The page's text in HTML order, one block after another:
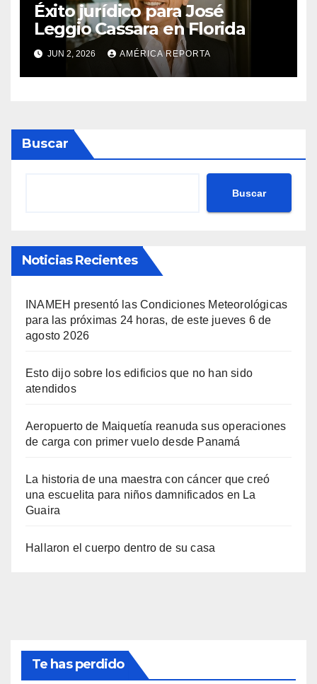
Éxito jurídico para José
Leggio Cassara en Florida
JUN 2, 2026 AMÉRICA REPORTA
Buscar
Buscar
Noticias Recientes
INAMEH presentó las Condiciones Meteorológicas
para las próximas 24 horas, de este jueves 6 de
agosto 2026
Esto dijo sobre los edificios que no han sido
atendidos
Aeropuerto de Maiquetía reanuda sus operaciones
de carga con primer vuelo desde Panamá
La historia de una maestra con cáncer que creó
una escuelita para niños damnificados en La
Guaira
Hallaron el cuerpo dentro de su casa
Te has perdido